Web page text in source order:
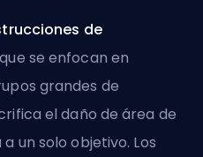
de
se enfocan en
grandes de
el daño de área de
un solo objetivo. Los